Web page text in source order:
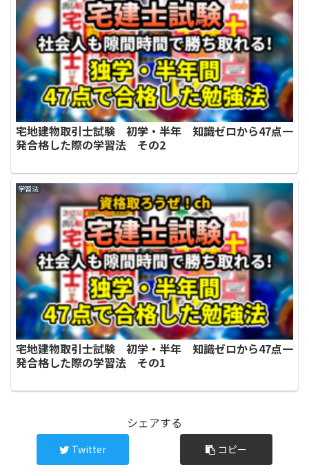
宅地建物取引士試験 初学・半年 知識ゼロから47点一
発合格した際の学習法 その2
学習法
宅地建物取引士試験 初学・半年 知識ゼロから47点一
発合格した際の学習法 その1
シェアする
Twitter コピー